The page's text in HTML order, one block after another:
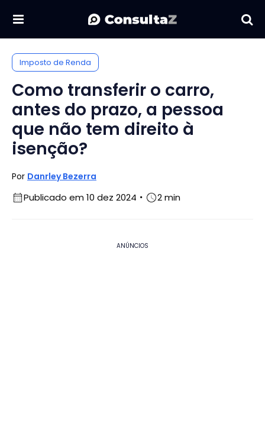
Imposto de Renda
Como transferir o carro,
antes do prazo, a pessoa
que não tem direito à
isenção?
Por Danrley Bezerra
Publicado em 10 dez 2024 2 min
ANÚNCIOS